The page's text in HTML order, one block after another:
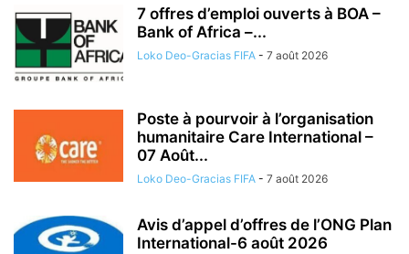
7 offres d’emploi ouverts à BOA –
Bank of Africa –...
Loko Deo-Gracias FIFA - 7 août 2026
Poste à pourvoir à l’organisation
humanitaire Care International –
07 Août...
Loko Deo-Gracias FIFA - 7 août 2026
Avis d’appel d’offres de l’ONG Plan
International-6 août 2026